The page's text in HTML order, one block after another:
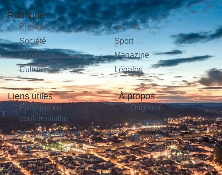
Rubriques
Politique
Société
Économie
Culture
Sorties
Sport
Magazine
Légales
Liens utiles
Politique de
confidentialité
Mentions légales
Contact
À propos
Origines
Carrières
Publicité